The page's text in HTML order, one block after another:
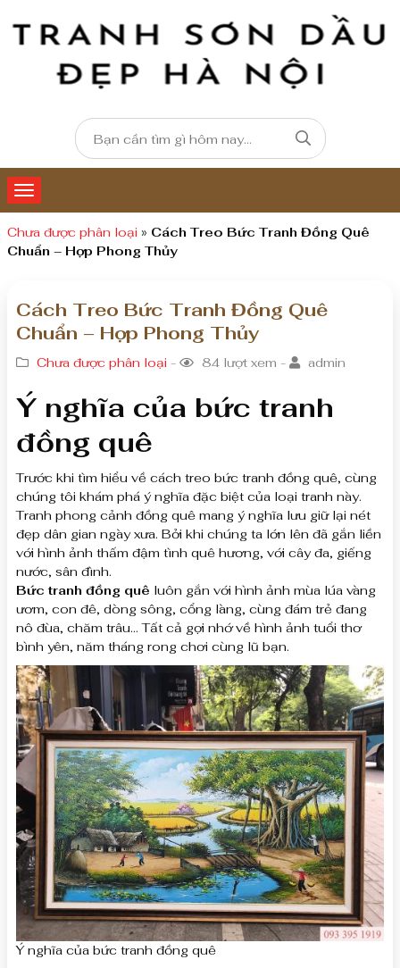
Chưa được phân loại » Cách Treo Bức Tranh Đồng Quê
Chuẩn – Hợp Phong Thủy
Cách Treo Bức Tranh Đồng Quê
Chuẩn – Hợp Phong Thủy
Chưa được phân loại - 84 lượt xem - admin
Ý nghĩa của bức tranh
đồng quê
Trước khi tìm hiểu về cách treo bức tranh đồng quê, cùng
chúng tôi khám phá ý nghĩa đặc biệt của loại tranh này.
Tranh phong cảnh đồng quê mang ý nghĩa lưu giữ lại nét
đẹp dân gian ngày xưa. Bởi khi chúng ta lớn lên đã gắn liền
với hình ảnh thấm đậm tình quê hương, với cây đa, giếng
nước, sân đình.
Bức tranh đồng quê luôn gắn với hình ảnh mùa lúa vàng
ươm, con đê, dòng sông, cổng làng, cùng đám trẻ đang
nô đùa, chăm trâu… Tất cả gợi nhớ về hình ảnh tuổi thơ
bình yên, năm tháng rong chơi cùng lũ bạn.
Ý nghĩa của bức tranh đồng quê